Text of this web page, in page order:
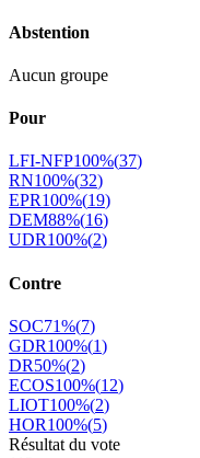
Abstention
Aucun groupe
Pour
LFI-NFP100%(37)
RN100%(32)
EPR100%(19)
DEM88%(16)
UDR100%(2)
Contre
SOC71%(7)
GDR100%(1)
DR50%(2)
ECOS100%(12)
LIOT100%(2)
HOR100%(5)
Résultat du vote